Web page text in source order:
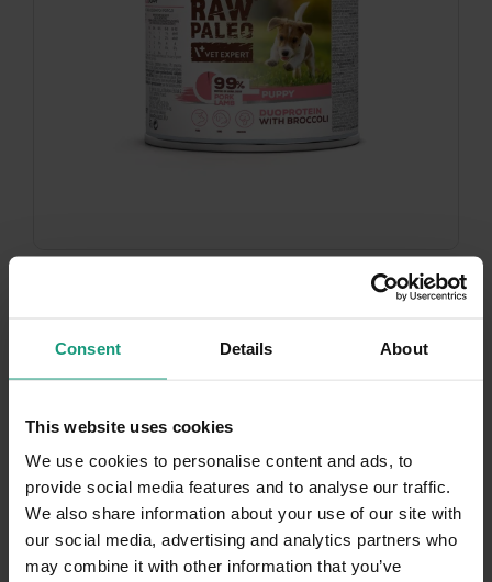
Consent Details About
This website uses cookies
We use cookies to personalise content and ads, to
provide social media features and to analyse our traffic.
We also share information about your use of our site with
our social media, advertising and analytics partners who
may combine it with other information that you’ve
karma dla szczeniąt duoproteina wieprzowina
5.0 (39)
Od:7, zł